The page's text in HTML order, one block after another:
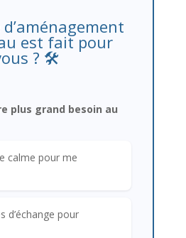
est fait pour
? 🛠️
plus grand besoin au
calme pour me
d’échange pour